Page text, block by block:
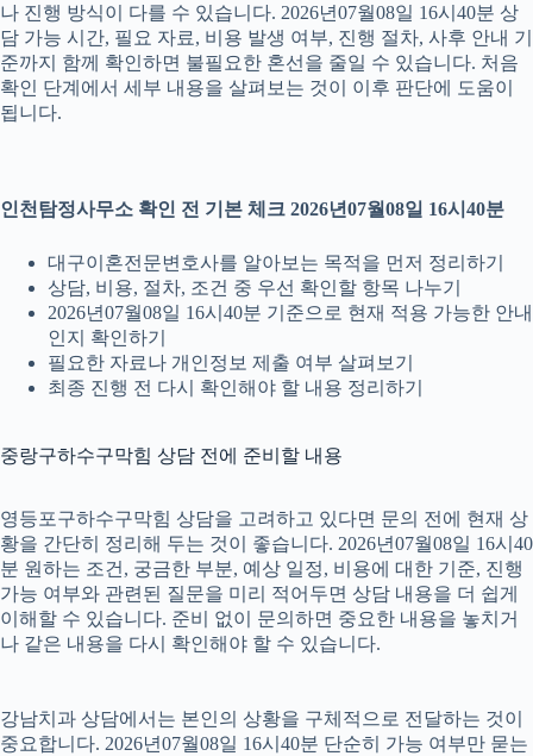
나 진행 방식이 다를 수 있습니다. 2026년07월08일 16시40분 상
담 가능 시간, 필요 자료, 비용 발생 여부, 진행 절차, 사후 안내 기
준까지 함께 확인하면 불필요한 혼선을 줄일 수 있습니다. 처음
확인 단계에서 세부 내용을 살펴보는 것이 이후 판단에 도움이
됩니다.
인천탐정사무소 확인 전 기본 체크 2026년07월08일 16시40분
대구이혼전문변호사를 알아보는 목적을 먼저 정리하기
상담, 비용, 절차, 조건 중 우선 확인할 항목 나누기
2026년07월08일 16시40분 기준으로 현재 적용 가능한 안내
인지 확인하기
필요한 자료나 개인정보 제출 여부 살펴보기
최종 진행 전 다시 확인해야 할 내용 정리하기
중랑구하수구막힘 상담 전에 준비할 내용
영등포구하수구막힘 상담을 고려하고 있다면 문의 전에 현재 상
황을 간단히 정리해 두는 것이 좋습니다. 2026년07월08일 16시40
분 원하는 조건, 궁금한 부분, 예상 일정, 비용에 대한 기준, 진행
가능 여부와 관련된 질문을 미리 적어두면 상담 내용을 더 쉽게
이해할 수 있습니다. 준비 없이 문의하면 중요한 내용을 놓치거
나 같은 내용을 다시 확인해야 할 수 있습니다.
강남치과 상담에서는 본인의 상황을 구체적으로 전달하는 것이
중요합니다. 2026년07월08일 16시40분 단순히 가능 여부만 묻는